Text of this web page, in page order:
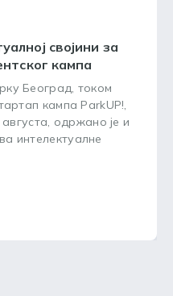
својини за
кампа
Београд, током
кампа ParkUP!,
одржано је и
интелектуалне